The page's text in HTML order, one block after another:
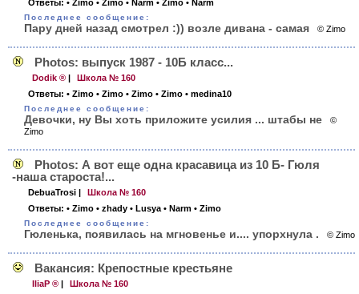
Ответы: • Zimo • Zimo • Narm • Zimo • Narm
Последнее сообщение:
Пару дней назад cмотрел :)) возле дивана - самая © Zimo
Photos: выпуск 1987 - 10Б класс...
Dodik ® |
Школа № 160
Ответы: • Zimo • Zimo • Zimo • Zimo • medina10
Последнее сообщение:
Девочки, ну Вы хоть приложите усилия ... штабы не
©
Zimo
Photos: А вот еще одна красавица из 10 Б- Гюля
-наша староста!...
DebuaTrosi |
Школа № 160
Ответы: • Zimo • zhady • Lusya • Narm • Zimo
Последнее сообщение:
Гюленька, появилась на мгновенье и.... упорхнула . © Zimo
Вакансия: Крепостные крестьяне
IliaP ® |
Школа № 160